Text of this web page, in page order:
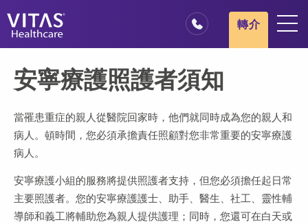
安寧療護基本概述
我們的服務
醫療服務專業人員
轉介
安寧療護照護者須知
當罹患重症的親人從醫院回家時，他們就同時成為您的親人和
病人。頓時間，您必須承擔責任照顧對您非常重要的安寧療護
病人。
安寧療護小組的服務將提供照護者支持，但您必須擔任起日常
主要照護者。您的安寧療護護士、助手、醫生、社工、靈性輔
導師和義工將輔助您為親人提供護理；同時，您還可在白天或